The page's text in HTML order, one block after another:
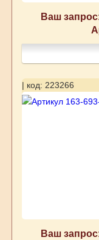
Ваш
| код: 223266
Ваш